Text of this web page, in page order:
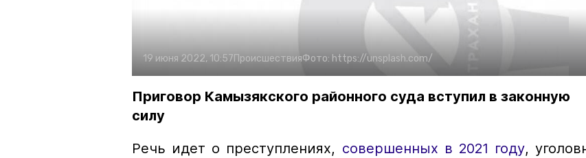
19 июня 2022, 10:57ПроисшествияФото: https://unsplash.com/
Приговор Камызякского районного суда вступил в законную
силу
Речь идет о преступлениях, совершенных в 2021 году,